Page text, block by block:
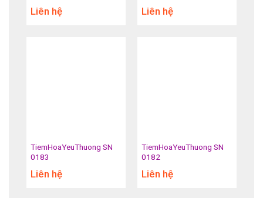
Liên hệ Liên hệ
TiemHoaYeuThuong SN
0183
Liên hệ
TiemHoaYeuThuong SN
0182
Liên hệ